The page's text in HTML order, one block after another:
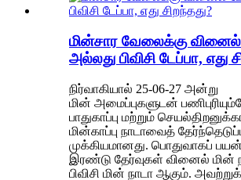
மின்சார வேலைக்கு வினைல்
அல்லது பிவிசி டேப்பா, எது
நிர்வாகியால் 25-06-27 அன்று
மின் அமைப்புகளுடன்
பாதுகாப்பு மற்றும்
மின்காப்பு நாடாவைத்
முக்கியமானது. பொதுவாகப்
இரண்டு தேர்வுகள் வினைல் மின்
பிவிசி மின் நாடா ஆகும்.